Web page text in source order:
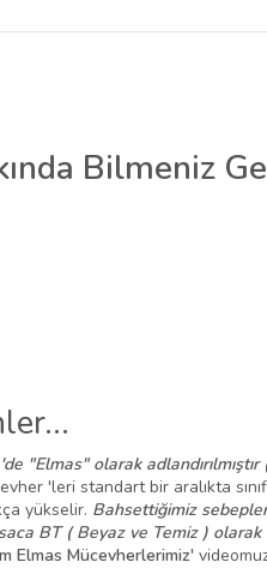
Bilmeniz
"Elmas" olarak
'leri standart bir aralıkta
yükselir. Bahsettiğimiz
BT ( Beyaz ve Temiz )
Elmas Mücevherlerimiz'